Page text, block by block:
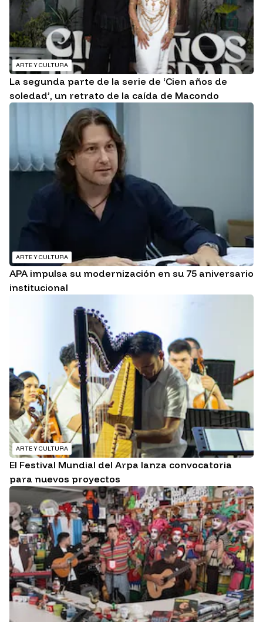
ARTE Y CULTURA
La segunda parte de la serie de ‘Cien años de
soledad’, un retrato de la caída de Macondo
ARTE Y CULTURA
APA impulsa su modernización en su 75 aniversario
institucional
ARTE Y CULTURA
El Festival Mundial del Arpa lanza convocatoria
para nuevos proyectos